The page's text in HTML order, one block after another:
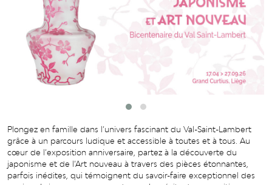
Plongez en famille dans l’univers fascinant du Val-Saint-Lambert
grâce à un parcours ludique et accessible à toutes et à tous. Au
cœur de l’exposition anniversaire, partez à la découverte du
japonisme et de l’Art nouveau à travers des pièces étonnantes,
parfois inédites, qui témoignent du savoir-faire exceptionnel des